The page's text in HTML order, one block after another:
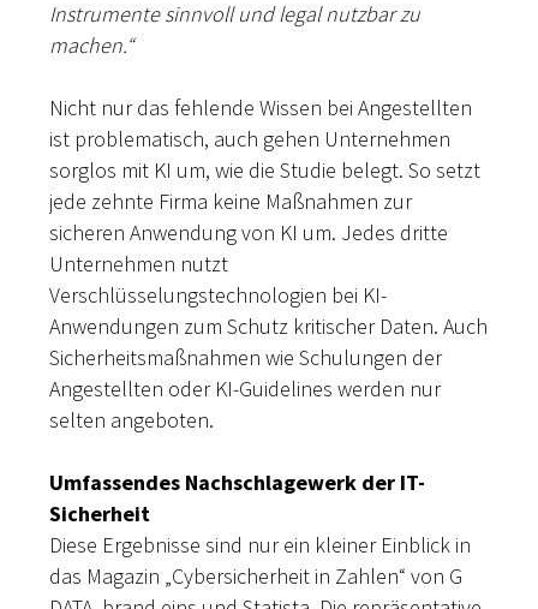
Instrumente sinnvoll und legal nutzbar zu
machen.“
Nicht nur das fehlende Wissen bei Angestellten
ist problematisch, auch gehen Unternehmen
sorglos mit KI um, wie die Studie belegt. So setzt
jede zehnte Firma keine Maßnahmen zur
sicheren Anwendung von KI um. Jedes dritte
Unternehmen nutzt
Verschlüsselungstechnologien bei KI-
Anwendungen zum Schutz kritischer Daten. Auch
Sicherheitsmaßnahmen wie Schulungen der
Angestellten oder KI-Guidelines werden nur
selten angeboten.
Umfassendes Nachschlagewerk der IT-
Sicherheit
Diese Ergebnisse sind nur ein kleiner Einblick in
das Magazin „Cybersicherheit in Zahlen“ von G